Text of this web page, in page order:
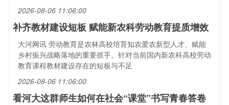
2026-08-06 11:06:00
补齐教材建设短板 赋能新农科劳动教育提质增效
大河网讯 劳动教育是农林高校培育知农爱农新型人才、赋能
乡村振兴战略落地的重要抓手。针对当前国内新农科高校劳动
教育课程教材建设存在的短板与不足
2026-08-06 11:06:00
看河大这群师生如何在社会“课堂”书写青春答卷